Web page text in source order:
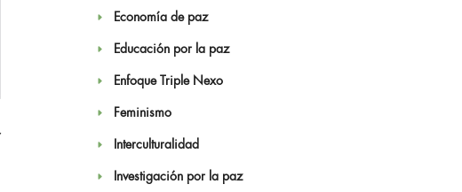
Economía de paz
Educación por la paz
Enfoque Triple Nexo
Feminismo
Interculturalidad
Investigación por la paz